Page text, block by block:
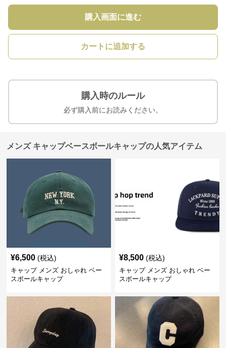
購入画面に進む
カートに追加する
購入時のルール
必ず購入前にお読みください。
メンズ キャップベースボールキャップの人気アイテム
¥6,500 (税込)
キャップ メンズ おしゃれ ベー
スボールキャップ
¥8,500 (税込)
キャップ メンズ おしゃれ ベー
スボールキャップ